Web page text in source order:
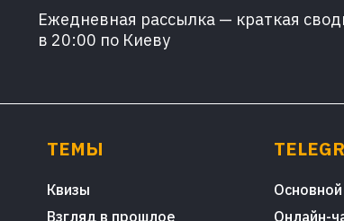
Ежедневная рассылка — краткая
в 20:00 по Киеву
ТЕМЫ
Квизы
Взгляд в прошлое
Онлайн-